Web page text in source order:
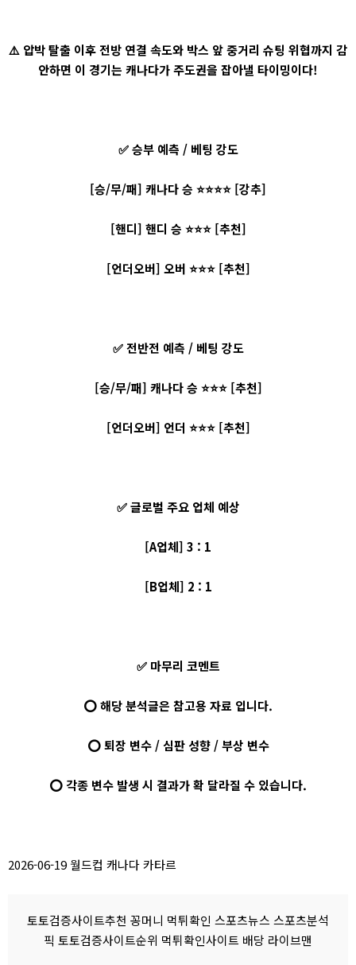
⚠️ 압박 탈출 이후 전방 연결 속도와 박스 앞 중거리 슈팅 위협까지 감
안하면 이 경기는 캐나다가 주도권을 잡아낼 타이밍이다!
✅ 승부 예측 / 베팅 강도
[승/무/패] 캐나다 승 ⭐⭐⭐⭐ [강추]
[핸디] 핸디 승 ⭐⭐⭐ [추천]
[언더오버] 오버 ⭐⭐⭐ [추천]
✅ 전반전 예측 / 베팅 강도
[승/무/패] 캐나다 승 ⭐⭐⭐ [추천]
[언더오버] 언더 ⭐⭐⭐ [추천]
✅ 글로벌 주요 업체 예상
[A업체] 3 : 1
[B업체] 2 : 1
✅ 마무리 코멘트
⭕ 해당 분석글은 참고용 자료 입니다.
⭕ 퇴장 변수 / 심판 성향 / 부상 변수
⭕ 각종 변수 발생 시 결과가 확 달라질 수 있습니다.
2026-06-19 월드컵 캐나다 카타르
토토검증사이트추천 꽁머니 먹튀확인 스포츠뉴스 스포츠분석
픽 토토검증사이트순위 먹튀확인사이트 배당 라이브맨